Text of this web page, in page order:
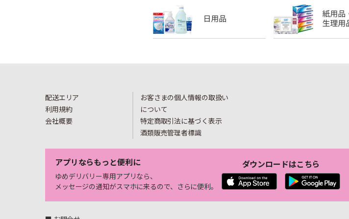
配送エリア
利用規約
会社概要
お客さまの個人情報の取扱い
について
特定商取引法に基づく表示
酒類販売管理者標識
アプリならもっと便利に
ゆめデリバリー専用アプリなら、
メッセージの通知がスマホに来るので、さらに便利。
ダウンロードはこちら